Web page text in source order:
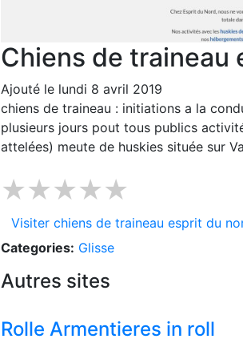
Chiens de traineau
Ajouté le lundi 8 avril 2019
chiens de traineau : initiations a la
plusieurs jours pout tous publics
attelées) meute de huskies située sur
★★★★★
Visiter chiens de traineau esprit du
Categories: Glisse
Autres sites
Rolle Armentieres in roll